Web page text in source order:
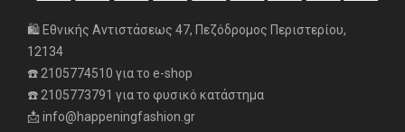
🛍️ Εθνικής Αντιστάσεως 47, Πεζόδρομος Περιστερίου,
12134
☎️ 2105774510 για το e-shop
☎️ 2105773791 για το φυσικό κατάστημα
📩 info@happeningfashion.gr